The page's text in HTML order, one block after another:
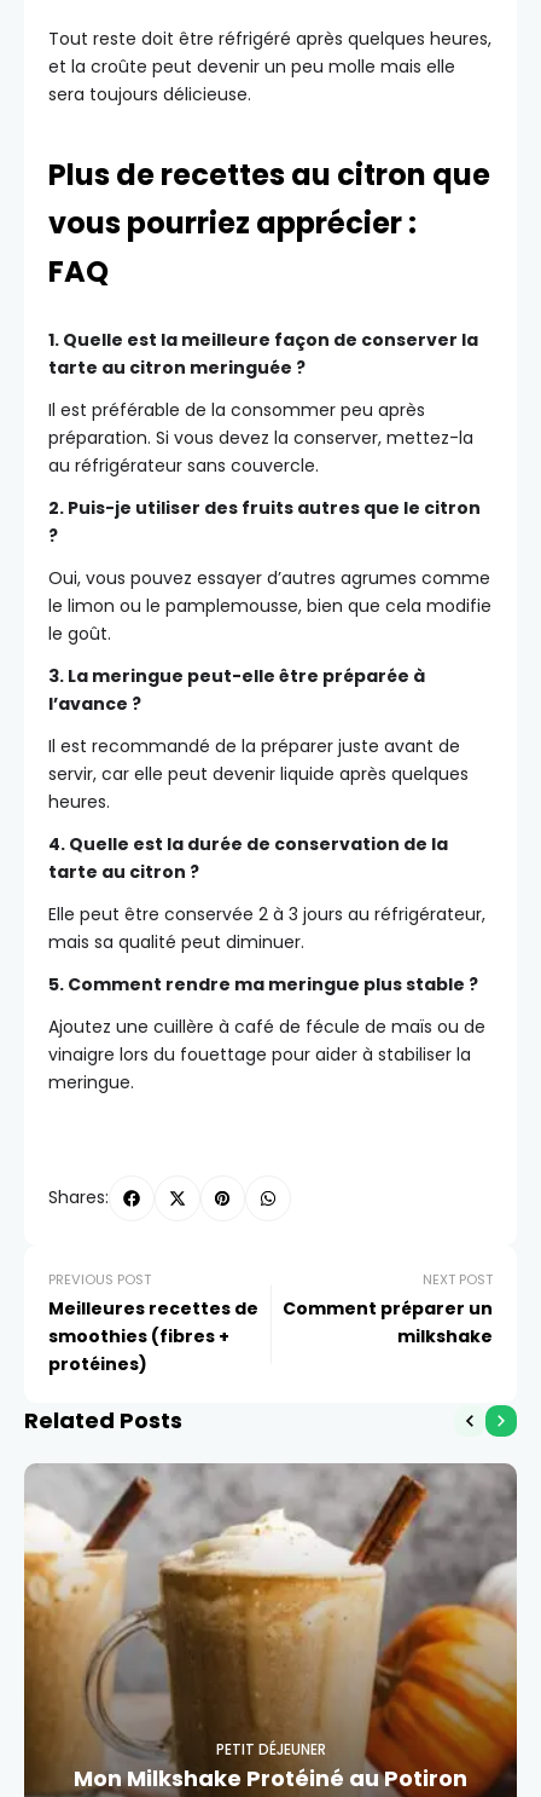
Tout reste doit être réfrigéré après quelques heures,
et la croûte peut devenir un peu molle mais elle
sera toujours délicieuse.
Plus de recettes au citron que
vous pourriez apprécier :
FAQ
1. Quelle est la meilleure façon de conserver la
tarte au citron meringuée ?
Il est préférable de la consommer peu après
préparation. Si vous devez la conserver, mettez-la
au réfrigérateur sans couvercle.
2. Puis-je utiliser des fruits autres que le citron
?
Oui, vous pouvez essayer d’autres agrumes comme
le limon ou le pamplemousse, bien que cela modifie
le goût.
3. La meringue peut-elle être préparée à
l’avance ?
Il est recommandé de la préparer juste avant de
servir, car elle peut devenir liquide après quelques
heures.
4. Quelle est la durée de conservation de la
tarte au citron ?
Elle peut être conservée 2 à 3 jours au réfrigérateur,
mais sa qualité peut diminuer.
5. Comment rendre ma meringue plus stable ?
Ajoutez une cuillère à café de fécule de maïs ou de
vinaigre lors du fouettage pour aider à stabiliser la
meringue.
Shares:
PREVIOUS POST
Meilleures recettes de
smoothies (fibres +
protéines)
NEXT POST
Comment préparer un
milkshake
Related Posts
PETIT DÉJEUNER
Mon Milkshake Protéiné au Potiron